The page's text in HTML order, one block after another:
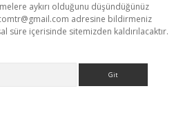
aykırı olduğunu düşündüğünüz
adresine bildirmeniz
süre içerisinde sitemizden kaldırılacaktır.